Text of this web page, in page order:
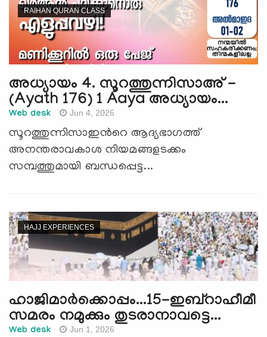
RAIHAN QURAN CLASS
അധ്യായം 4. സൂറത്തുന്നിസാഅ് -
(Ayath 176) 1 Aaya അധ്യായം...
Web desk Jun 4, 2026
സൂറത്തുന്നിസാഇന്‍റെ ആദ്യഭാഗത്ത്
അനന്തരാവകാശ നിയമങ്ങളടക്കം
സമ്പത്തുമായി ബന്ധപ്പെട്ട...
HAJJ EXPERIENCES
ഹാജിമാര്‍ക്കൊപ്പം...15-ഇബ്റാഹീമീ
സമരം നമുക്കും തുടരാനാവട്ടെ...
Web desk Jun 1, 2026